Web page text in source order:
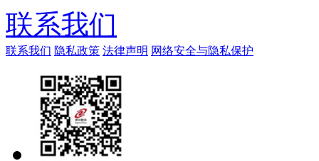
联系我们
联系我们 隐私政策 法律声明 网络安全与隐私保护